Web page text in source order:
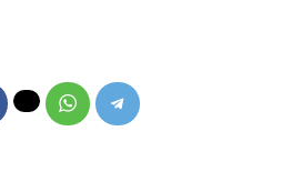
लंबाई और चौड़ाई की यात्रा
आपकी स्मृति में लंबे समय तक ताजा